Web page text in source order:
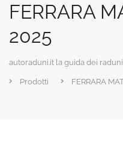
FERRARA
2025
autoraduni.it la guida dei
Prodotti FERRARA